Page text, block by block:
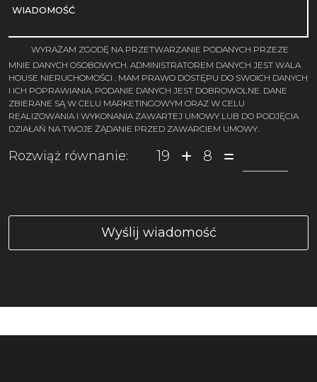
WIADOMOŚĆ
WYRAŻAM ZGODĘ NA PRZETWARZANIE PODANYCH PRZEZE
MNIE DANYCH OSOBOWYCH. ADMINISTRATOREM DANYCH JEST WALA
HOUSE NIERUCHOMOŚCI . MAM PRAWO DOSTĘPU DO SWOICH DANYCH
I ICH POPRAWIANIA. PODANIE DANYCH JEST DOBROWOLNE. DANE
ZBIERANE SĄ W CELU MARKETINGOWYM ORAZ W CELU
REALIZOWANIA I WYKONANIA ZAWARTEJ UMOWY LUB DO PODJĘCIA
DZIAŁAŃ NA TWOJE ŻĄDANIE PRZED ZAWARCIEM UMOWY.
Rozwiąż równanie: 19 8